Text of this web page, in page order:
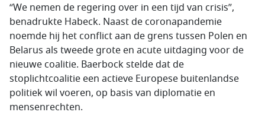
“We nemen de regering over in een tijd van crisis”,
benadrukte Habeck. Naast de coronapandemie
noemde hij het conflict aan de grens tussen Polen en
Belarus als tweede grote en acute uitdaging voor de
nieuwe coalitie. Baerbock stelde dat de
stoplichtcoalitie een actieve Europese buitenlandse
politiek wil voeren, op basis van diplomatie en
mensenrechten.